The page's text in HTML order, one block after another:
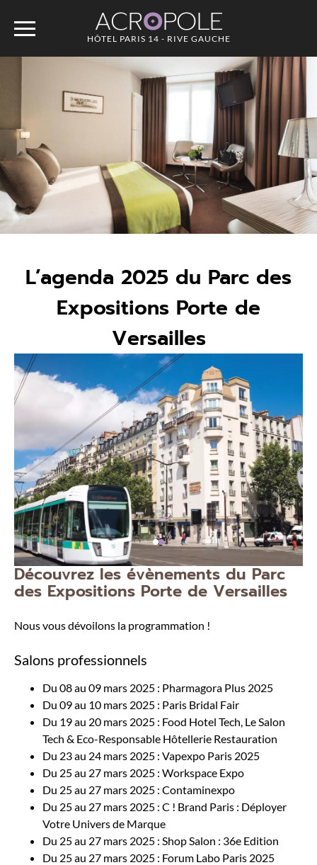
ACROPOLE
HÔTEL PARIS 14 - RIVE GAUCHE
L’agenda 2025 du Parc des
Expositions Porte de
Versailles
Découvrez les évènements du Parc
des Expositions Porte de Versailles
Nous vous dévoilons la programmation !
Salons professionnels
Du 08 au 09 mars 2025 : Pharmagora Plus 2025
Du 09 au 10 mars 2025 : Paris Bridal Fair
Du 19 au 20 mars 2025 : Food Hotel Tech, Le Salon
Tech & Eco-Responsable Hôtellerie Restauration
Du 23 au 24 mars 2025 : Vapexpo Paris 2025
Du 25 au 27 mars 2025 : Workspace Expo
Du 25 au 27 mars 2025 : Contaminexpo
Du 25 au 27 mars 2025 : C ! Brand Paris : Déployer
Votre Univers de Marque
Du 25 au 27 mars 2025 : Shop Salon : 36e Edition
Du 25 au 27 mars 2025 : Forum Labo Paris 2025